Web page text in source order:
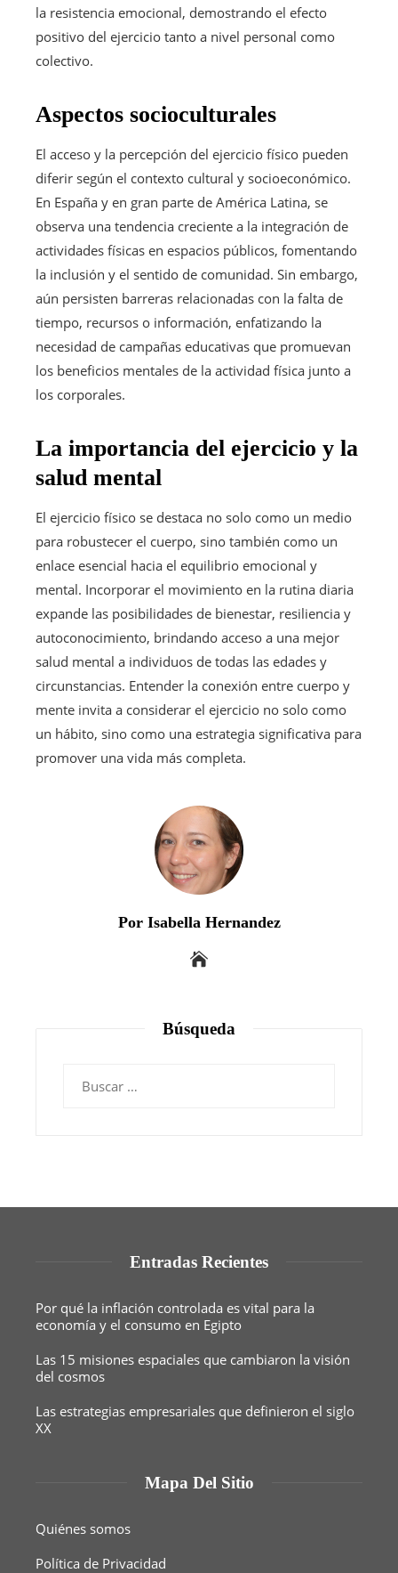
la resistencia emocional, demostrando el efecto
positivo del ejercicio tanto a nivel personal como
colectivo.
Aspectos socioculturales
El acceso y la percepción del ejercicio físico pueden
diferir según el contexto cultural y socioeconómico.
En España y en gran parte de América Latina, se
observa una tendencia creciente a la integración de
actividades físicas en espacios públicos, fomentando
la inclusión y el sentido de comunidad. Sin embargo,
aún persisten barreras relacionadas con la falta de
tiempo, recursos o información, enfatizando la
necesidad de campañas educativas que promuevan
los beneficios mentales de la actividad física junto a
los corporales.
La importancia del ejercicio y la
salud mental
El ejercicio físico se destaca no solo como un medio
para robustecer el cuerpo, sino también como un
enlace esencial hacia el equilibrio emocional y
mental. Incorporar el movimiento en la rutina diaria
expande las posibilidades de bienestar, resiliencia y
autoconocimiento, brindando acceso a una mejor
salud mental a individuos de todas las edades y
circunstancias. Entender la conexión entre cuerpo y
mente invita a considerar el ejercicio no solo como
un hábito, sino como una estrategia significativa para
promover una vida más completa.
Por Isabella Hernandez
Búsqueda
Entradas Recientes
Por qué la inflación controlada es vital para la
economía y el consumo en Egipto
Las 15 misiones espaciales que cambiaron la visión
del cosmos
Las estrategias empresariales que definieron el siglo
XX
Mapa Del Sitio
Quiénes somos
Política de Privacidad